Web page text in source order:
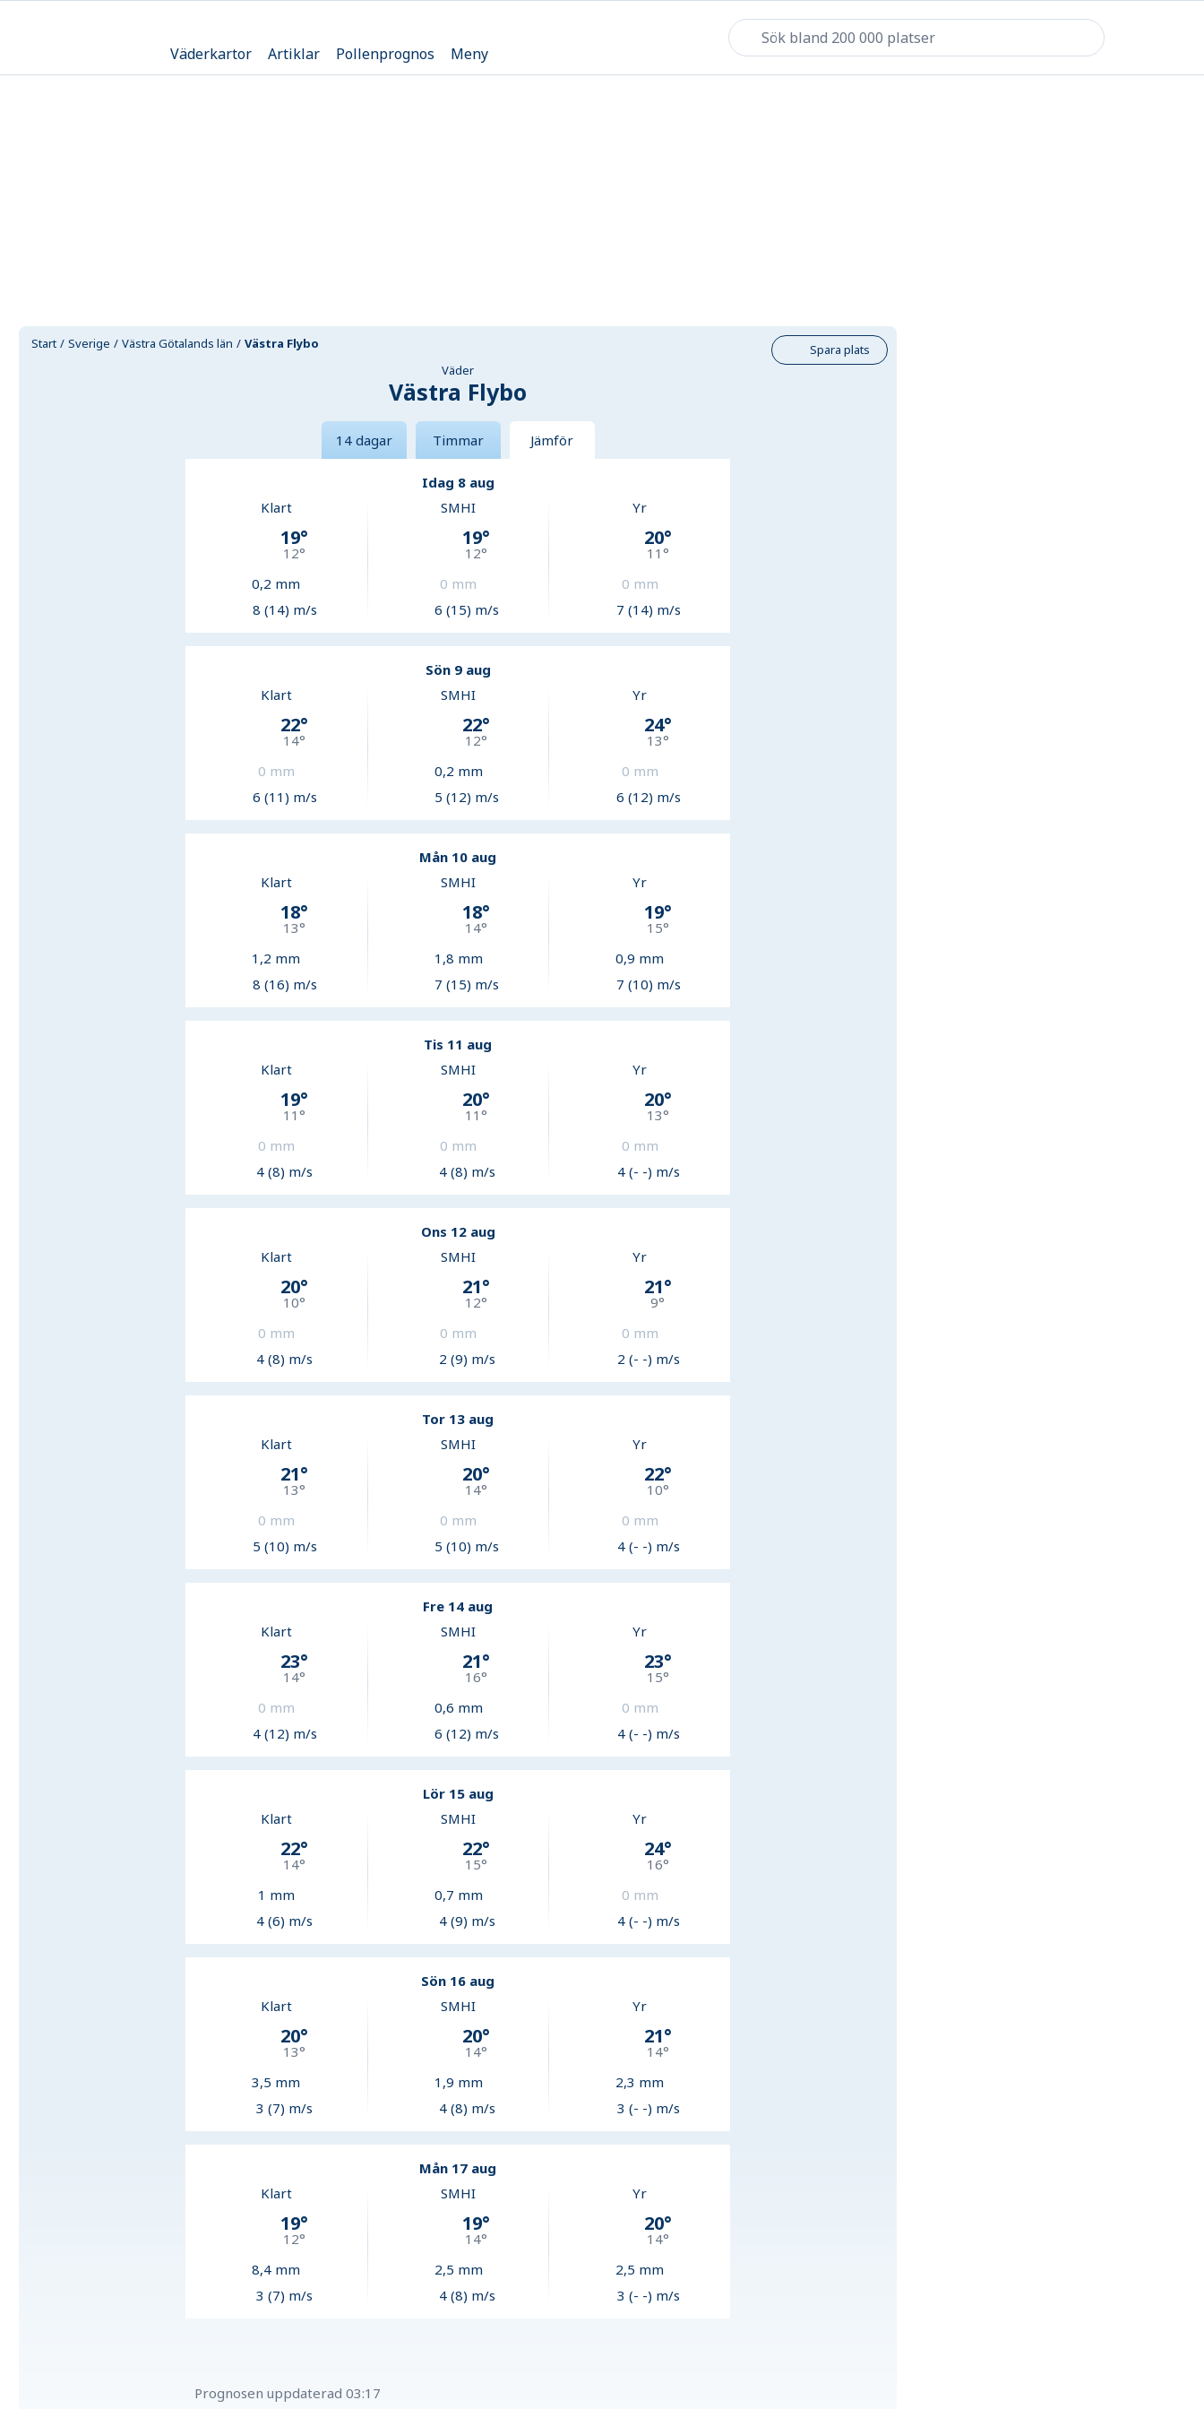
Väderkartor Artiklar Pollenprognos Meny
Start Sverige Västra Götalands län Västra Flybo
Spara plats
Väder
Västra Flybo
14 dagar Timmar Jämför
Idag 8 aug
Klart
19°
12°
0,2 mm
8 (14) m/s
SMHI
19°
12°
0 mm
6 (15) m/s
Yr
20°
11 °
0 mm
7 (14) m/s
Sön 9 aug
Klart
22°
14°
0 mm
6 (11) m/s
SMHI
22°
12°
0,2 mm
5 (12) m/s
Yr
24°
13°
0 mm
6 (12) m/s
Mån 10 aug
Klart
18°
13°
1,2 mm
8 (16) m/s
SMHI
18°
14°
1,8 mm
7 (15) m/s
Yr
19°
15°
0,9 mm
7 (10) m/s
Tis 11 aug
Klart
19°
11 °
0 mm
4 (8) m/s
SMHI
20°
11 °
0 mm
4 (8) m/s
Yr
20°
13°
0 mm
4 (- -) m/s
Ons 12 aug
Klart
20°
10°
0 mm
4 (8) m/s
SMHI
21°
12°
0 mm
2 (9) m/s
Yr
21°
9°
0 mm
2 (- -) m/s
Tor 13 aug
Klart
21°
13°
0 mm
5 (10) m/s
SMHI
20°
14°
0 mm
5 (10) m/s
Yr
22°
10°
0 mm
4 (- -) m/s
Fre 14 aug
Klart
23°
14°
0 mm
4 (12) m/s
SMHI
21°
16°
0,6 mm
6 (12) m/s
Yr
23°
15°
0 mm
4 (- -) m/s
Lör 15 aug
Klart
22°
14°
1 mm
4 (6) m/s
SMHI
22°
15°
0,7 mm
4 (9) m/s
Yr
24°
16°
0 mm
4 (- -) m/s
Sön 16 aug
Klart
20°
13°
3,5 mm
3 (7) m/s
SMHI
20°
14°
1,9 mm
4 (8) m/s
Yr
21°
14°
2,3 mm
3 (- -) m/s
Mån 17 aug
Klart
19°
12°
8,4 mm
3 (7) m/s
SMHI
19°
14°
2,5 mm
4 (8) m/s
Yr
20°
14°
2,5 mm
3 (- -) m/s
Prognosen uppdaterad 03:17